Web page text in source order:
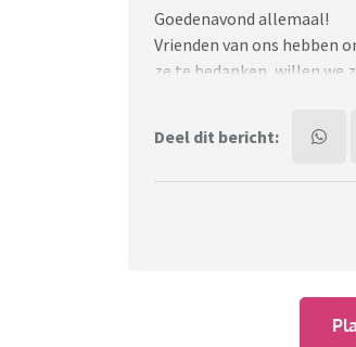
Goedenavond allemaal!
Vrienden van ons hebben
ze te bedanken, willen we
ze zijn wel op veel
Ze houden meer van
Deel dit bericht: